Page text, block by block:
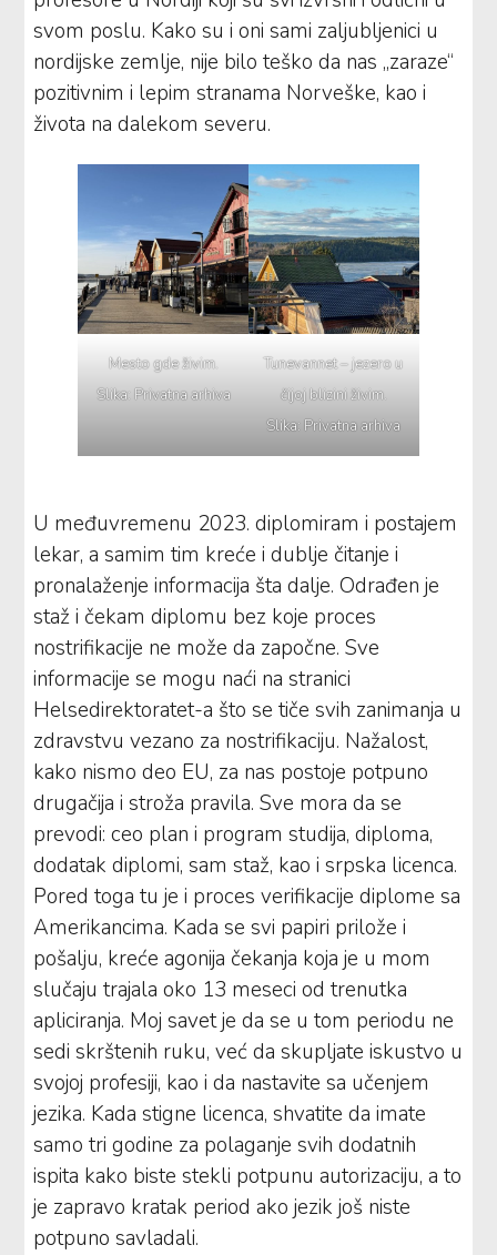
svom poslu. Kako su i oni sami zaljubljenici u
nordijske zemlje, nije bilo teško da nas „zaraze“
pozitivnim i lepim stranama Norveške, kao i
života na dalekom severu.
Mesto gde živim.
Slika: Privatna arhiva
Tunevannet – jezero u
čijoj blizini živim.
Slika: Privatna arhiva
U međuvremenu 2023. diplomiram i postajem
lekar, a samim tim kreće i dublje čitanje i
pronalaženje informacija šta dalje. Odrađen je
staž i čekam diplomu bez koje proces
nostrifikacije ne može da započne. Sve
informacije se mogu naći na stranici
Helsedirektoratet-a što se tiče svih zanimanja u
zdravstvu vezano za nostrifikaciju. Nažalost,
kako nismo deo EU, za nas postoje potpuno
drugačija i stroža pravila. Sve mora da se
prevodi: ceo plan i program studija, diploma,
dodatak diplomi, sam staž, kao i srpska licenca.
Pored toga tu je i proces verifikacije diplome sa
Amerikancima. Kada se svi papiri prilože i
pošalju, kreće agonija čekanja koja je u mom
slučaju trajala oko 13 meseci od trenutka
apliciranja. Moj savet je da se u tom periodu ne
sedi skrštenih ruku, već da skupljate iskustvo u
svojoj profesiji, kao i da nastavite sa učenjem
jezika. Kada stigne licenca, shvatite da imate
samo tri godine za polaganje svih dodatnih
ispita kako biste stekli potpunu autorizaciju, a to
je zapravo kratak period ako jezik još niste
potpuno savladali.